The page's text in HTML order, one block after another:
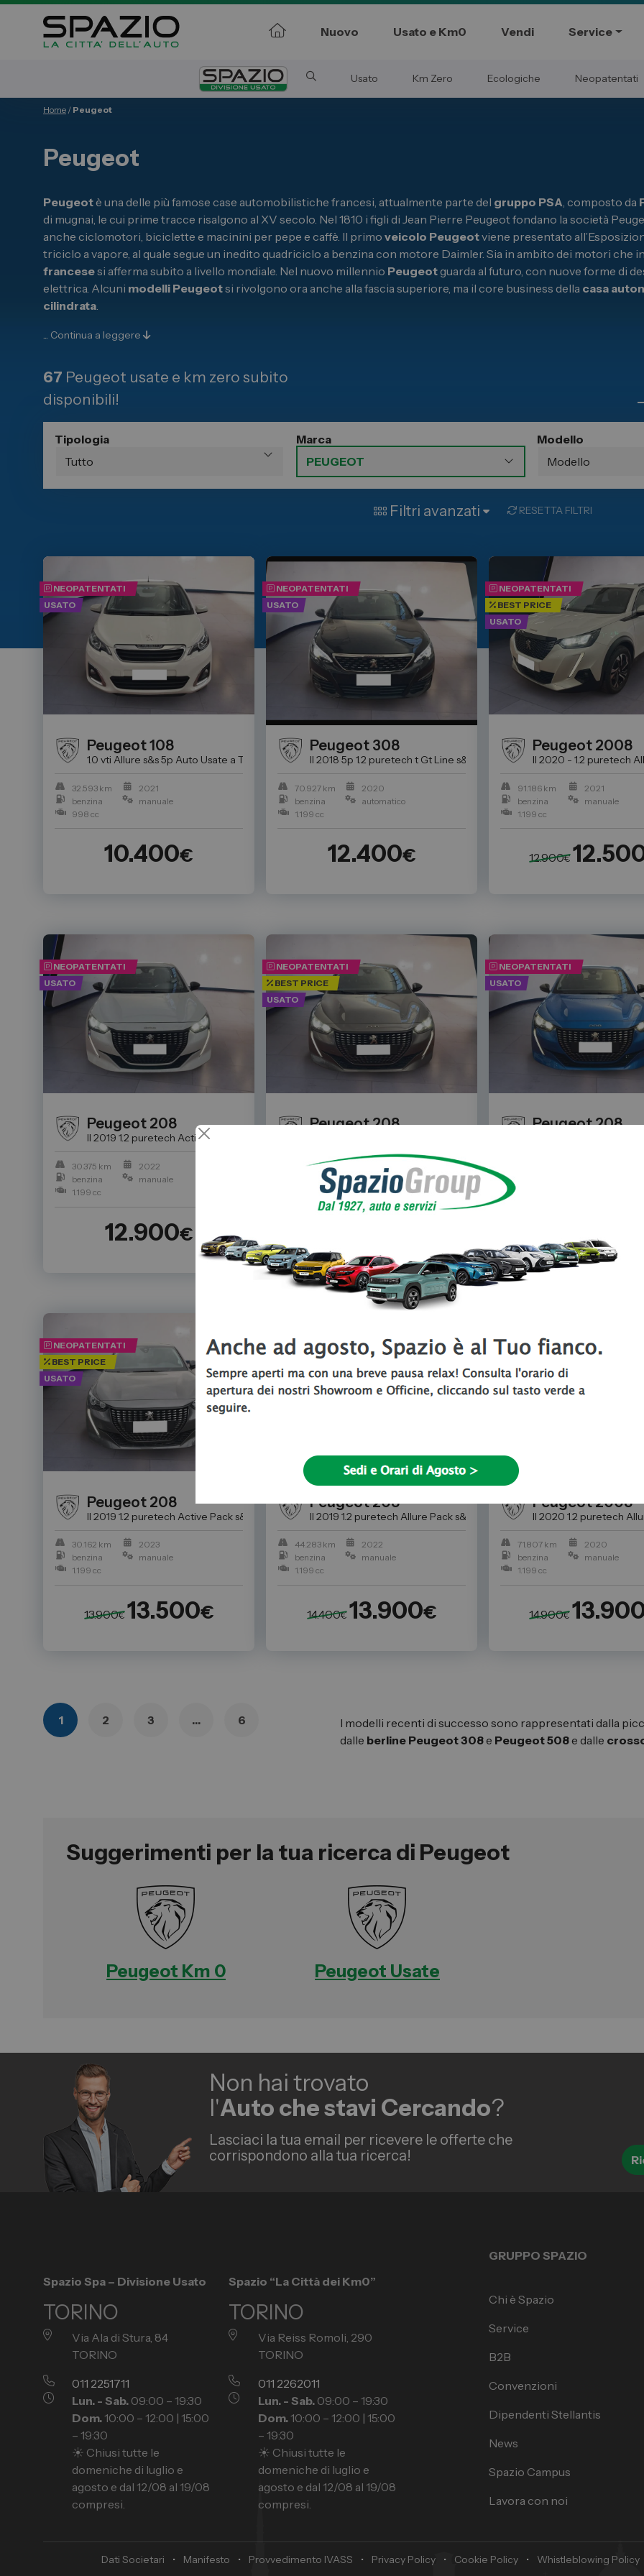
Nuovo Usato e Km0 Vendi Service
Usato Km Zero Ecologiche Neopatentati
Fiat
Lancia
Alfa Romeo
Jeep
Opel
Peugeot
Citroen
Leapmotor
Lexus
DR
Toyota
Servizi
Auto Usate e Km Zero
Soluzioni Business
Promozioni
Impegno per il Sociale
Comunità Energetica
Sedi e Recapiti
News ed Eventi
Spazio Campus
Home / Peugeot
Peugeot
Peugeotè una delle più famose case automobilistiche francesi, attualmente parte del gruppo PSA , composto da
di mugnai, le cui prime tracce risalgono al XV secolo. Nel 1810 i figli di Jean Pierre Peugeot fondano la società
anche ciclomotori, biciclette e macinini per pepe e caffè. Il primo veicolo Peugeotviene presentato
triciclo a vapore, al quale segue un inedito quadriciclo a benzina con motore Daimler. Sia in ambito dei motori che
francesesi afferma subito a livello mondiale. Nel nuovo millennio Peugeotguarda al futuro, con nuove forme di
elettrica. Alcuni modelli Peugeotsi rivolgono ora anche alla fascia superiore, ma il core business della casa
cilindrata
Continua a leggere
67 Peugeot usate e km zero subito
disponibili!
Tipologia Marca Modello
Filtri avanzati RESETTA FILTRI
NEOPATENTATI
USATO
Peugeot108
1.0 vti Allure s&s 5p Auto Usate a Torino: Trova l'auto usata perfetta per Te da Spazio
32.593 km
2021
benzina
manuale
998 cc
10.400€
NEOPATENTATI
USATO
Peugeot 308
II 2018 5p 1.2 puretech t Gt Line s&s 130cv eat8 my18Auto Usate a
70.927 km
2020
benzina
automatico
1.199 cc
12.400€
NEOPATENTATI
BEST PRICE
USATO
Peugeot 2008
II 2020 - 1.2 puretech
91.186 km
2021
benzina
manuale
1.199 cc
12.900€
NEOPATENTATI
USATO
Peugeot 208
II 2019 1.2 puretech Active Pack s&s 75cv
30.375 km
2022
benzina
manuale
1.199 cc
12.900€
NEOPATENTATI
BEST PRICE
USATO
Peugeot208
Auto Usate a Torino: Trova l'auto
65.147 km
benzina
manuale
1.199 cc
NEOPATENTATI
USATO
Peugeot208
12.935
NEOPATENTATI
BEST PRICE
USATO
Peugeot 208
II 2019 1.2 puretech Active Pack s&s 75cv Auto Usate a Torino: Trova l'auto usata perfetta per Te da Spazio
30.162 km
2023
benzina
manuale
1.199 cc
13.900€ 13.500€
NEOPATENTATI
BEST PRICE
USATO
Peugeot208
II 2019 1.2 puretech Allure Pack s&s 75cv Auto Usate a Torino: Trova
44.283 km
2022
benzina
manuale
1.199 cc
14.400€ 13.900€
BEST PRICE
Peugeot2008
II 2020 1.2 puretech
71.807 km
2020
benzina
manuale
1.199 cc
14.900€
1 2 3 … 6 I modelli recenti di successo sono rappresentati dalla
dalle berline Peugeot308 e Peugeot508 e dalle
Suggerimenti per la tua ricerca di Peugeot
Peugeot Km 0 Peugeot Usate
Non hai trovato
l'Auto che stavi Cercando?
Lasciaci la tua email per ricevere le offerte che
corrispondono alla tua ricerca!
Spazio Spa – Divisione Usato
TORINO
Via Ala di Stura, 84
TORINO
011 2251711
Lun. - Sab. 09:00 – 19:30
Dom.10:00 – 12:00 | 15:00
– 19:30
☀️ Chiusi tutte le
domeniche di luglio e
agosto e dal 12/08 al 19/08
compresi.
Spazio “La Città dei Km0”
TORINO
Via Reiss Romoli, 290
TORINO
011 2262011
Lun. - Sab.09:00 – 19:30
Dom.10:00 – 12:00 | 15:00
– 19:30
☀️ Chiusi tutte le
domeniche di luglio e
agosto e dal 12/08 al 19/08
compresi.
GRUPPO SPAZIO
Chi è Spazio
Service
B2B
Convenzioni
Dipendenti Stellantis
News
Spazio Campus
Lavora con noi
Dati Societari • Manifesto • Provvedimento IVASS • Privacy Policy • Cookie Policy • Whistleblowing Policy